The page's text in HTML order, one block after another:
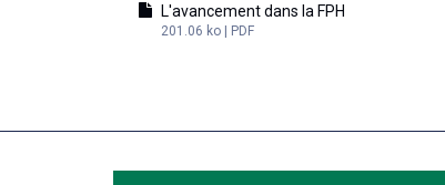
L'avancement dans la FPH
201.06 ko | PDF